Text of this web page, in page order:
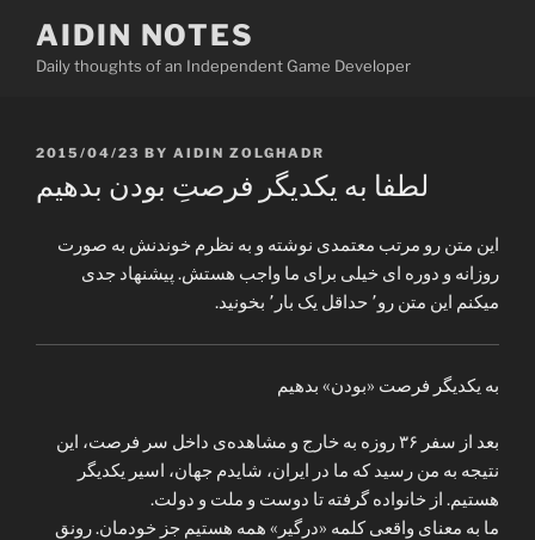
content
AIDIN NOTES
Daily thoughts of an Independent Game Developer
POSTED
2015/04/23 BY AIDIN ZOLGHADR
لطفا به یکدیگر فرصتِ بودن بدهیم
این متن رو مرتب معتمدی نوشته و به نظرم خوندنش به صورت
روزانه و دوره ای خیلی برای ما واجب هستش. پیشنهاد جدی
میکنم این متن رو٬ حداقل یک بار٬ بخونید.
به یکدیگر فرصت «بودن» بدهیم
بعد از سفر ۳۶ روزه به خارج و مشاهده‌ی داخل سر فرصت، این
نتیجه به من رسید که ما در ایران، شایدم جهان، اسیر یکدیگر
هستیم. از خانواده گرفته تا دوست و ملت و دولت.
ما به معنای واقعی کلمه «درگیر» همه هستیم جز خودمان. رونق